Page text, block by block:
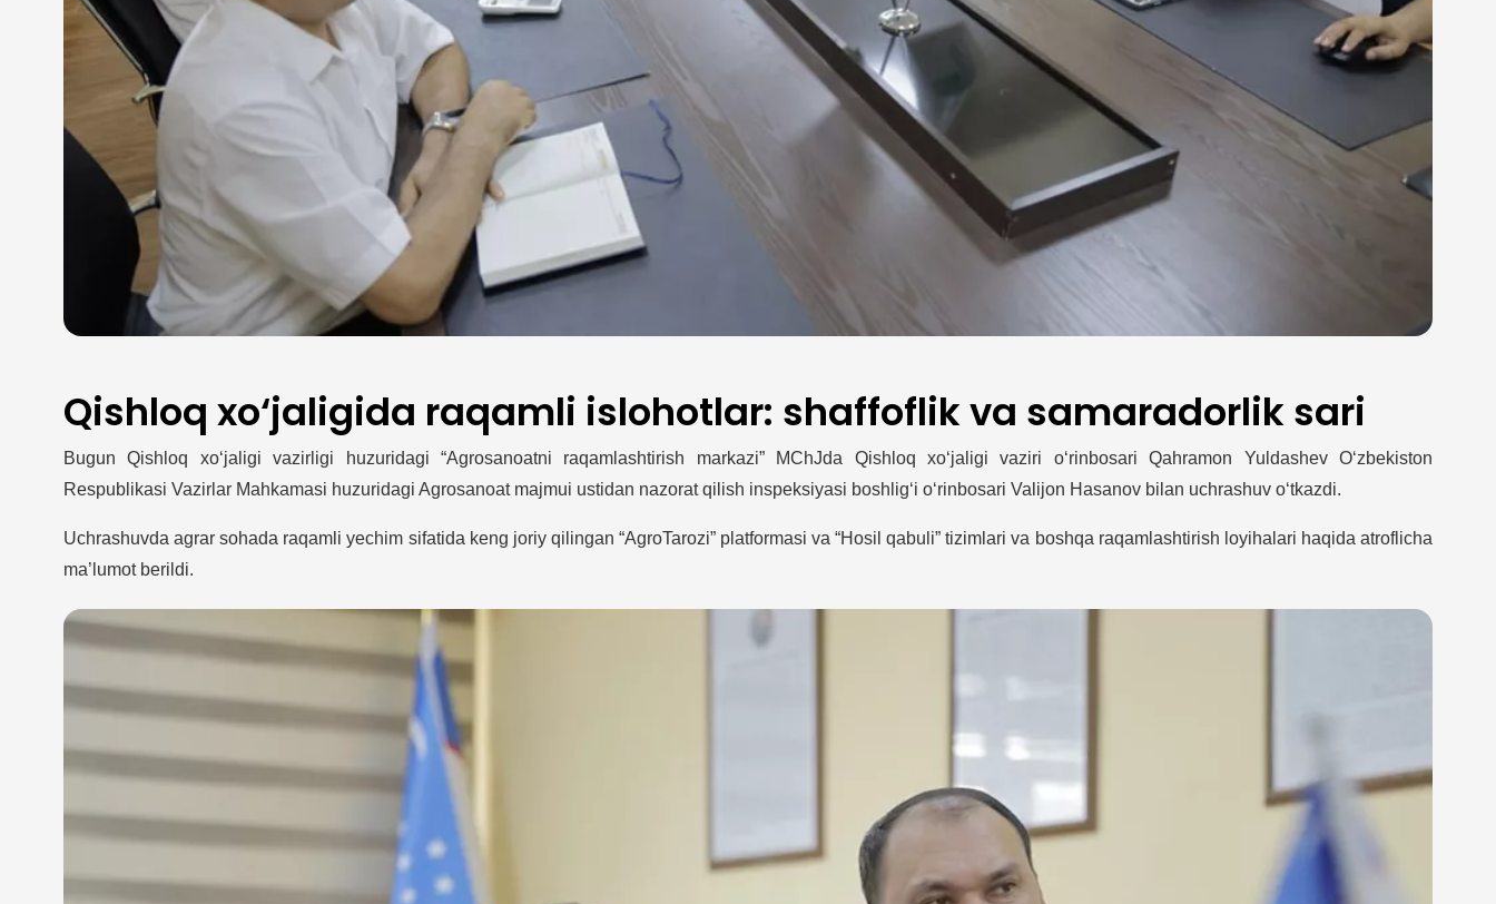
Qishloq xo‘jaligida raqamli islohotlar: shaffoflik va samaradorlik sari
Bugun Qishloq xo‘jaligi vazirligi huzuridagi “Agrosanoatni raqamlashtirish markazi” MChJda Qishloq xo‘jaligi vaziri o‘rinbosari Qahramon Yuldashev O‘zbekiston
Respublikasi Vazirlar Mahkamasi huzuridagi Agrosanoat majmui ustidan nazorat qilish inspeksiyasi boshlig‘i o‘rinbosari Valijon Hasanov bilan uchrashuv o‘tkazdi.
Uchrashuvda agrar sohada raqamli yechim sifatida keng joriy qilingan “AgroTarozi” platformasi va “Hosil qabuli” tizimlari va boshqa raqamlashtirish loyihalari haqida atroflicha
ma’lumot berildi.